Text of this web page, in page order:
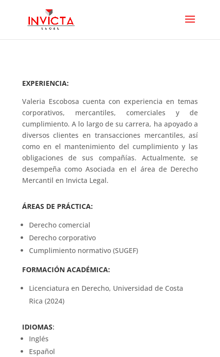
EXPERIENCIA:
Valeria Escobosa cuenta con experiencia en temas
corporativos, mercantiles, comerciales y de
cumplimiento. A lo largo de su carrera, ha apoyado a
diversos clientes en transacciones mercantiles, así
como en el mantenimiento del cumplimiento y las
obligaciones de sus compañías. Actualmente, se
desempeña como Asociada en el área de Derecho
Mercantil en Invicta Legal.
ÁREAS DE PRÁCTICA:
Derecho comercial
Derecho corporativo
Cumplimiento normativo (SUGEF)
FORMACIÓN ACADÉMICA:
Licenciatura en Derecho, Universidad de Costa
Rica (2024)
IDIOMAS:
Inglés
Español